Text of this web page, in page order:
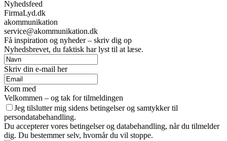
Nyhedsfeed
FirmaLyd.dk
akommunikation
service@akommunikation.dk
Få inspiration og nyheder – skriv dig op
Nyhedsbrevet, du faktisk har lyst til at læse.
Skriv din e-mail her
Kom med
Velkommen – og tak for tilmeldingen
Jeg tilslutter mig sidens betingelser og samtykker til
persondatabehandling.
Du accepterer vores betingelser og databehandling, når du tilmelder
dig. Du bestemmer selv, hvornår du vil stoppe.